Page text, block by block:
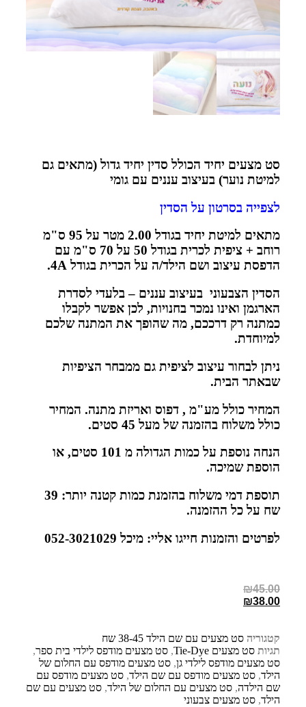
סט מצעים יחיד הכולל סדין יחיד גדול (מתאים גם
למיטת נוער) בעיצוב עננים עם גומי
לצפייה בסרטון על הסדין
מתאים למיטת יחיד בגודל 2.00 מטר על 95 ס"מ
רוחב + ציפית לכרית בגודל 50 על 70 ס"מ עם
הדפסת עיצוב ושם הילד/ה על הכרית בגודל 4 A.
הסדין הצבעוני בעיצוב עננים – בלעדי לסדרת
הארגמן ואינו נמכר בחנויות, לכן אפשר לקבלו
כמתנה רק דרככם, מה שהופך את המתנה שלכם
למיוחדת.
ניתן לבחור עיצוב לציפית גם ממבחר הציפיות
שבאתר הבית.
המחיר כולל מע"מ , דפוס ואריזת מתנה. המחיר
כולל משלוח בהזמנה של מעל 45 סטים
.
הנחה נוספת על כמות הגדולה מ 101 סטים, או
הוספת שמיכה.
תוספת דמי משלוח בהזמנת כמות קטנה יותר: 39
שח על כל ההזמנה.
לפרטים והזמנות חייגו אליי: מיכל 052-3021029
₪45.00
₪38.00
קטגוריה סט מצעים עם שם הילד 38-45 שח
תגיות סט מצעים Tie-Dye , סט מצעים מודפס לילדי בית ספר,
סט מצעים מודפס לילדי גן, סט מצעים מודפס עם החלום של
הילד, סט מצעים מודפס עם שם הילד, סט מצעים מודפס עם
שם הילדה, סט מצעים עם החלום של הילד, סט מצעים עם שם
הילד, סט מצעים צבעוני